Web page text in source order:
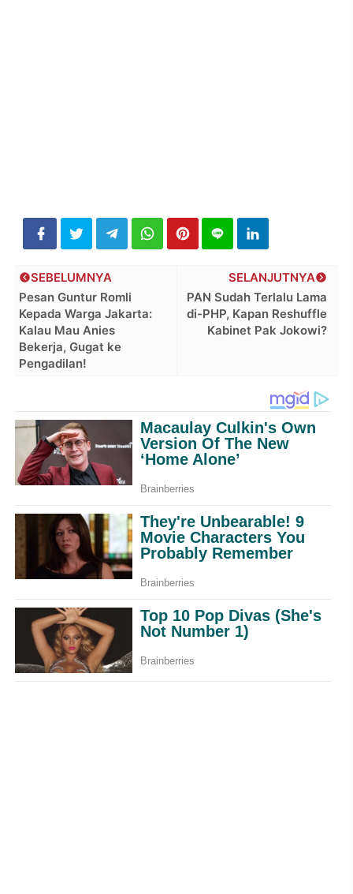
SELANJUTNYA
PAN Sudah Terlalu Lama
di-PHP, Kapan Reshuffle
Kabinet Pak Jokowi?
SEBELUMNYA
Pesan Guntur Romli
Kepada Warga Jakarta:
Kalau Mau Anies
Bekerja, Gugat ke
Pengadilan!